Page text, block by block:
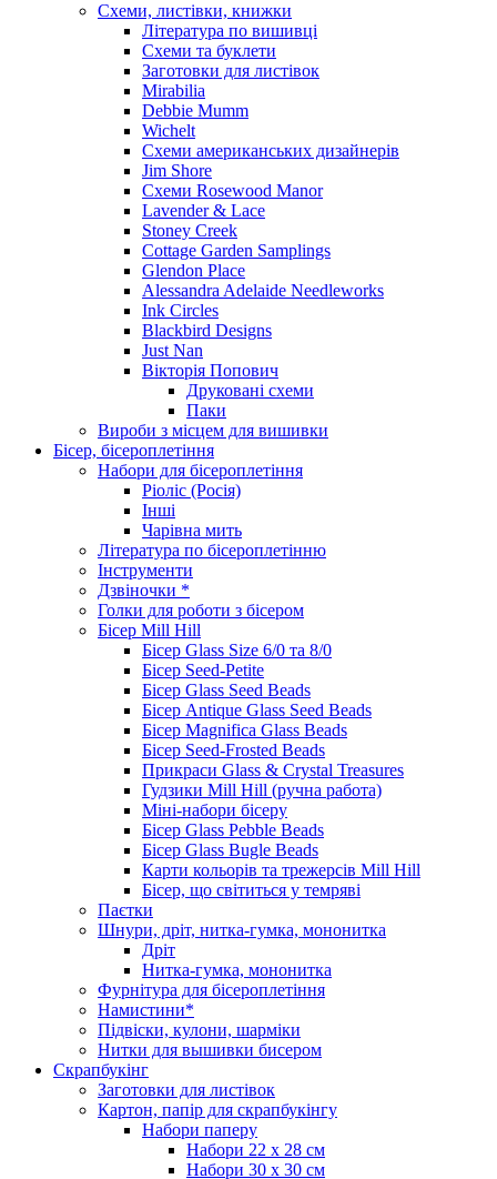
Схеми, листівки, книжки
Література по вишивці
Схеми та буклети
Заготовки для листівок
Mirabilia
Debbie Mumm
Wichelt
Схеми американських дизайнерів
Jim Shore
Cхеми Rosewood Manor
Lavender & Lace
Stoney Creek
Cottage Garden Samplings
Glendon Place
Alessandra Adelaide Needleworks
Ink Circles
Blackbird Designs
Just Nan
Вікторія Попович
Друковані схеми
Паки
Вироби з місцем для вишивки
Бісер, бісероплетіння
Набори для бісероплетіння
Ріоліс (Росія)
Інші
Чарівна мить
Література по бісероплетінню
Інструменти
Дзвіночки *
Голки для роботи з бісером
Бісер Mill Hill
Бісер Glass Size 6/0 та 8/0
Бісер Seed-Petite
Бісер Glass Seed Beads
Бісер Antique Glass Seed Beads
Бісер Magnifica Glass Beads
Бісер Seed-Frosted Beads
Прикраси Glass & Crystal Treasures
Гудзики Mill Hill (ручна работа)
Міні-набори бісеру
Бісер Glass Pebble Beads
Бісер Glass Bugle Beads
Карти кольорів та трежерсів Mill Hill
Бісер, що світиться у темряві
Паєтки
Шнури, дріт, нитка-гумка, мононитка
Дріт
Нитка-гумка, мононитка
Фурнітура для бісероплетіння
Намистини*
Підвіски, кулони, шарміки
Нитки для вышивки бисером
Скрапбукінг
Заготовки для листівок
Картон, папір для скрапбукінгу
Набори паперу
Набори 22 х 28 см
Набори 30 х 30 см